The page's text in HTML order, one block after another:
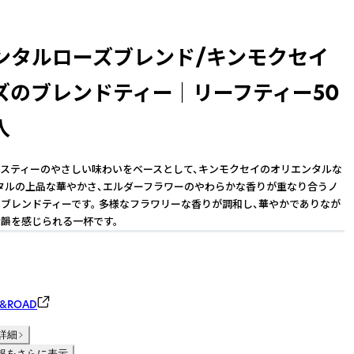
タルローズブレンド/キンモクセイ
のブレンドティー ｜ リーフティー50
ティーのやさしい味わいをベースとして、キンモクセイのオリエンタルな
ルの上品な華やかさ、エルダーフラワーのやわらかな香りが重なり合うノ
レンドティーです。 多様なフラワリーな香りが調和し、華やかでありなが
を感じられる一杯です。
細